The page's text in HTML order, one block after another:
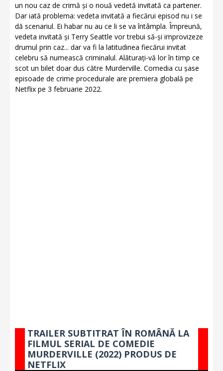
un nou caz de crimă și o nouă vedetă invitată ca partener.
Dar iată problema: vedeta invitată a fiecărui episod nu i se
dă scenariul. Ei habar nu au ce li se va întâmpla. Împreună,
vedeta invitată și Terry Seattle vor trebui să-și improvizeze
drumul prin caz... dar va fi la latitudinea fiecărui invitat
celebru să numească criminalul. Alăturați-vă lor în timp ce
scot un bilet doar dus către Murderville. Comedia cu șase
episoade de crime procedurale are premiera globală pe
Netflix pe 3 februarie 2022.
TRAILER SUBTITRAT ÎN ROMÂNĂ LA
FILMUL SERIAL DE COMEDIE
MURDERVILLE (2022) PRODUS DE
NETFLIX